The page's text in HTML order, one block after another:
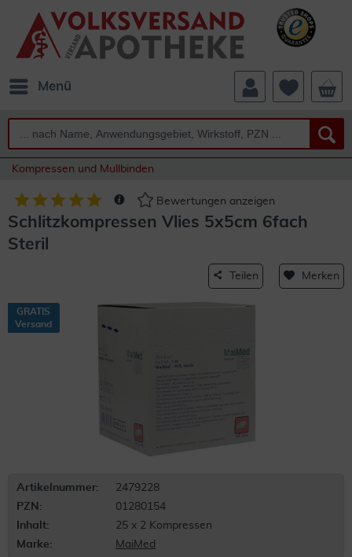
Menü
Kompressen und Mullbinden
Bewertungen anzeigen
Schlitzkompressen Vlies 5x5cm 6fach
Steril
Teilen Merken
GRATIS
Versand
Artikelnummer:
2479228
PZN:
01280154
Inhalt:
25 x 2 Kompressen
Marke:
MaiMed